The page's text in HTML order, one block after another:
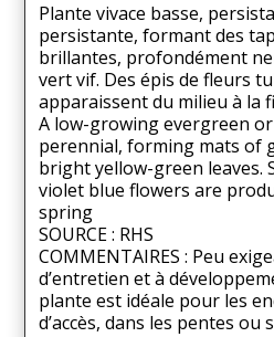
Plante vivace basse,
persistante, formant des
brillantes, profondément
vert vif. Des épis de fleurs
apparaissent du milieu à la
A low-growing evergreen
perennial, forming mats of
bright yellow-green leaves.
violet blue flowers are
spring
SOURCE : RHS
COMMENTAIRES : Peu
d’entretien et à
plante est idéale pour les
d’accès, dans les pentes ou